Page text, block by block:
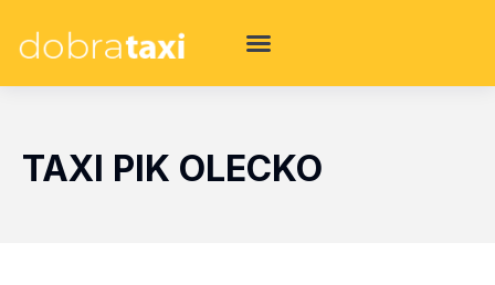
TAXI PIK OLECKO